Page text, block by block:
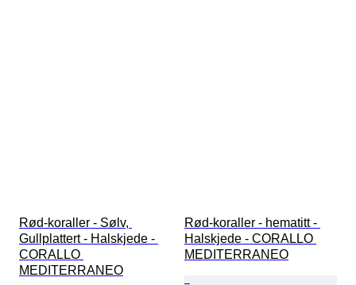
Rød-koraller - Sølv,
Gullplattert - Halskjede -
CORALLO
MEDITERRANEO
Rød-koraller - hematitt -
Halskjede - CORALLO
MEDITERRANEO